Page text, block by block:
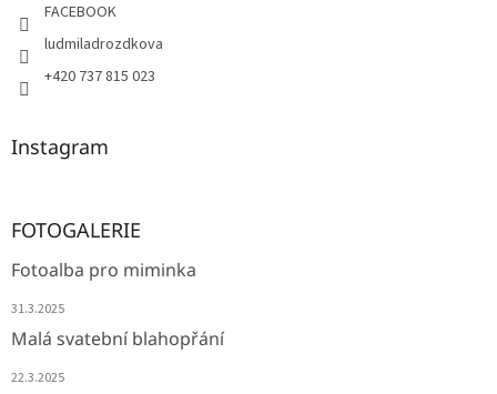
FACEBOOK
ludmiladrozdkova
+420 737 815 023
Instagram
FOTOGALERIE
Fotoalba pro miminka
31.3.2025
Malá svatební blahopřání
22.3.2025